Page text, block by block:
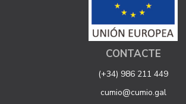
CONTACTE
(+34) 986 211 449
cumio@cumio.gal